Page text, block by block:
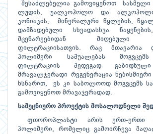
შესაძლებელია გამოვიყენოთ სასმელი
ლუდის, უალკოჰოლო და ალკოჰოლო
კონიაკის, მინერალური წყლების,
დამზადებული სხვადასხვა
მცენარეებიდან მიღებული
ფილტრაციისათვის. რაც მთავარია
პოლიმერი საშუალებას
ფილტრაციის შედეგად გაბიდნული
მრავალჯერადი რეგენერაცია
ხსნარით, ეს კი საბოლოოდ მოგვცემს
გამოვიყენოთ მრავაჯერადად.
სამეცნიერო პროექტის მოსალოდნელი
ფთოროპლასტი არის ერთ-ერთი
პოლიმერი, რომელიც გამოირჩევა